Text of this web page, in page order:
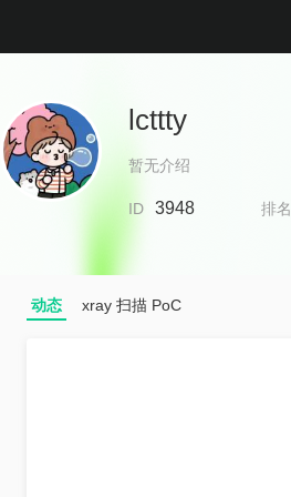
lcttty
暂无介绍
ID 3948 排名
动态 xray 扫描 PoC